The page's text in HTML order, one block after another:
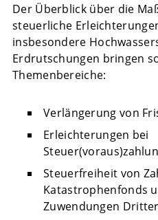
Der Überblick über die
steuerliche
insbesondere
Erdrutschungen bringen
Themenbereiche:
Verlängerung von
Erleichterungen bei
Steuerfreiheit von
Katastrophenfonds
Zuwendungen